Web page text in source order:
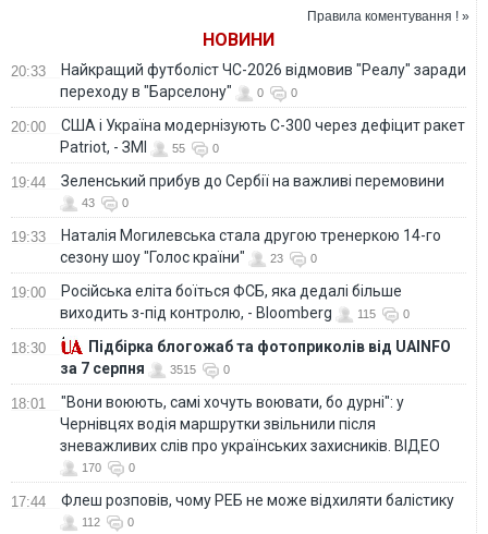
Правила коментування ! »
НОВИНИ
20:33
Найкращий футболіст ЧС-2026 відмовив "Реалу" заради
переходу в "Барселону"
0 0
20:00
США і Україна модернізують С-300 через дефіцит ракет
Patriot, - ЗМІ
55 0
19:44 Зеленський прибув до Сербії на важливі перемовини
43 0
19:33
Наталія Могилевська стала другою тренеркою 14-го
сезону шоу "Голос країни"
23 0
19:00
Російська еліта боїться ФСБ, яка дедалі більше
виходить з-під контролю, - Bloomberg
115 0
18:30
Підбірка блогожаб та фотоприколів від UAINFO
за 7 серпня
3515 0
18:01
"Вони воюють, самі хочуть воювати, бо дурні": у
Чернівцях водія маршрутки звільнили після
зневажливих слів про українських захисників. ВІДЕО
170 0
17:44 Флеш розповів, чому РЕБ не може відхиляти балістику
112 0